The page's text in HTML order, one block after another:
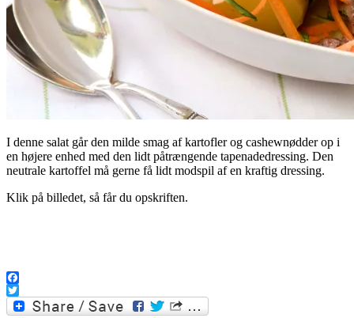
I denne salat går den milde smag af kartofler og cashewnødder op i
en højere enhed med den lidt påtrængende tapenadedressing. Den
neutrale kartoffel må gerne få lidt modspil af en kraftig dressing.
Klik på billedet, så får du opskriften.
Facebook
Twitter